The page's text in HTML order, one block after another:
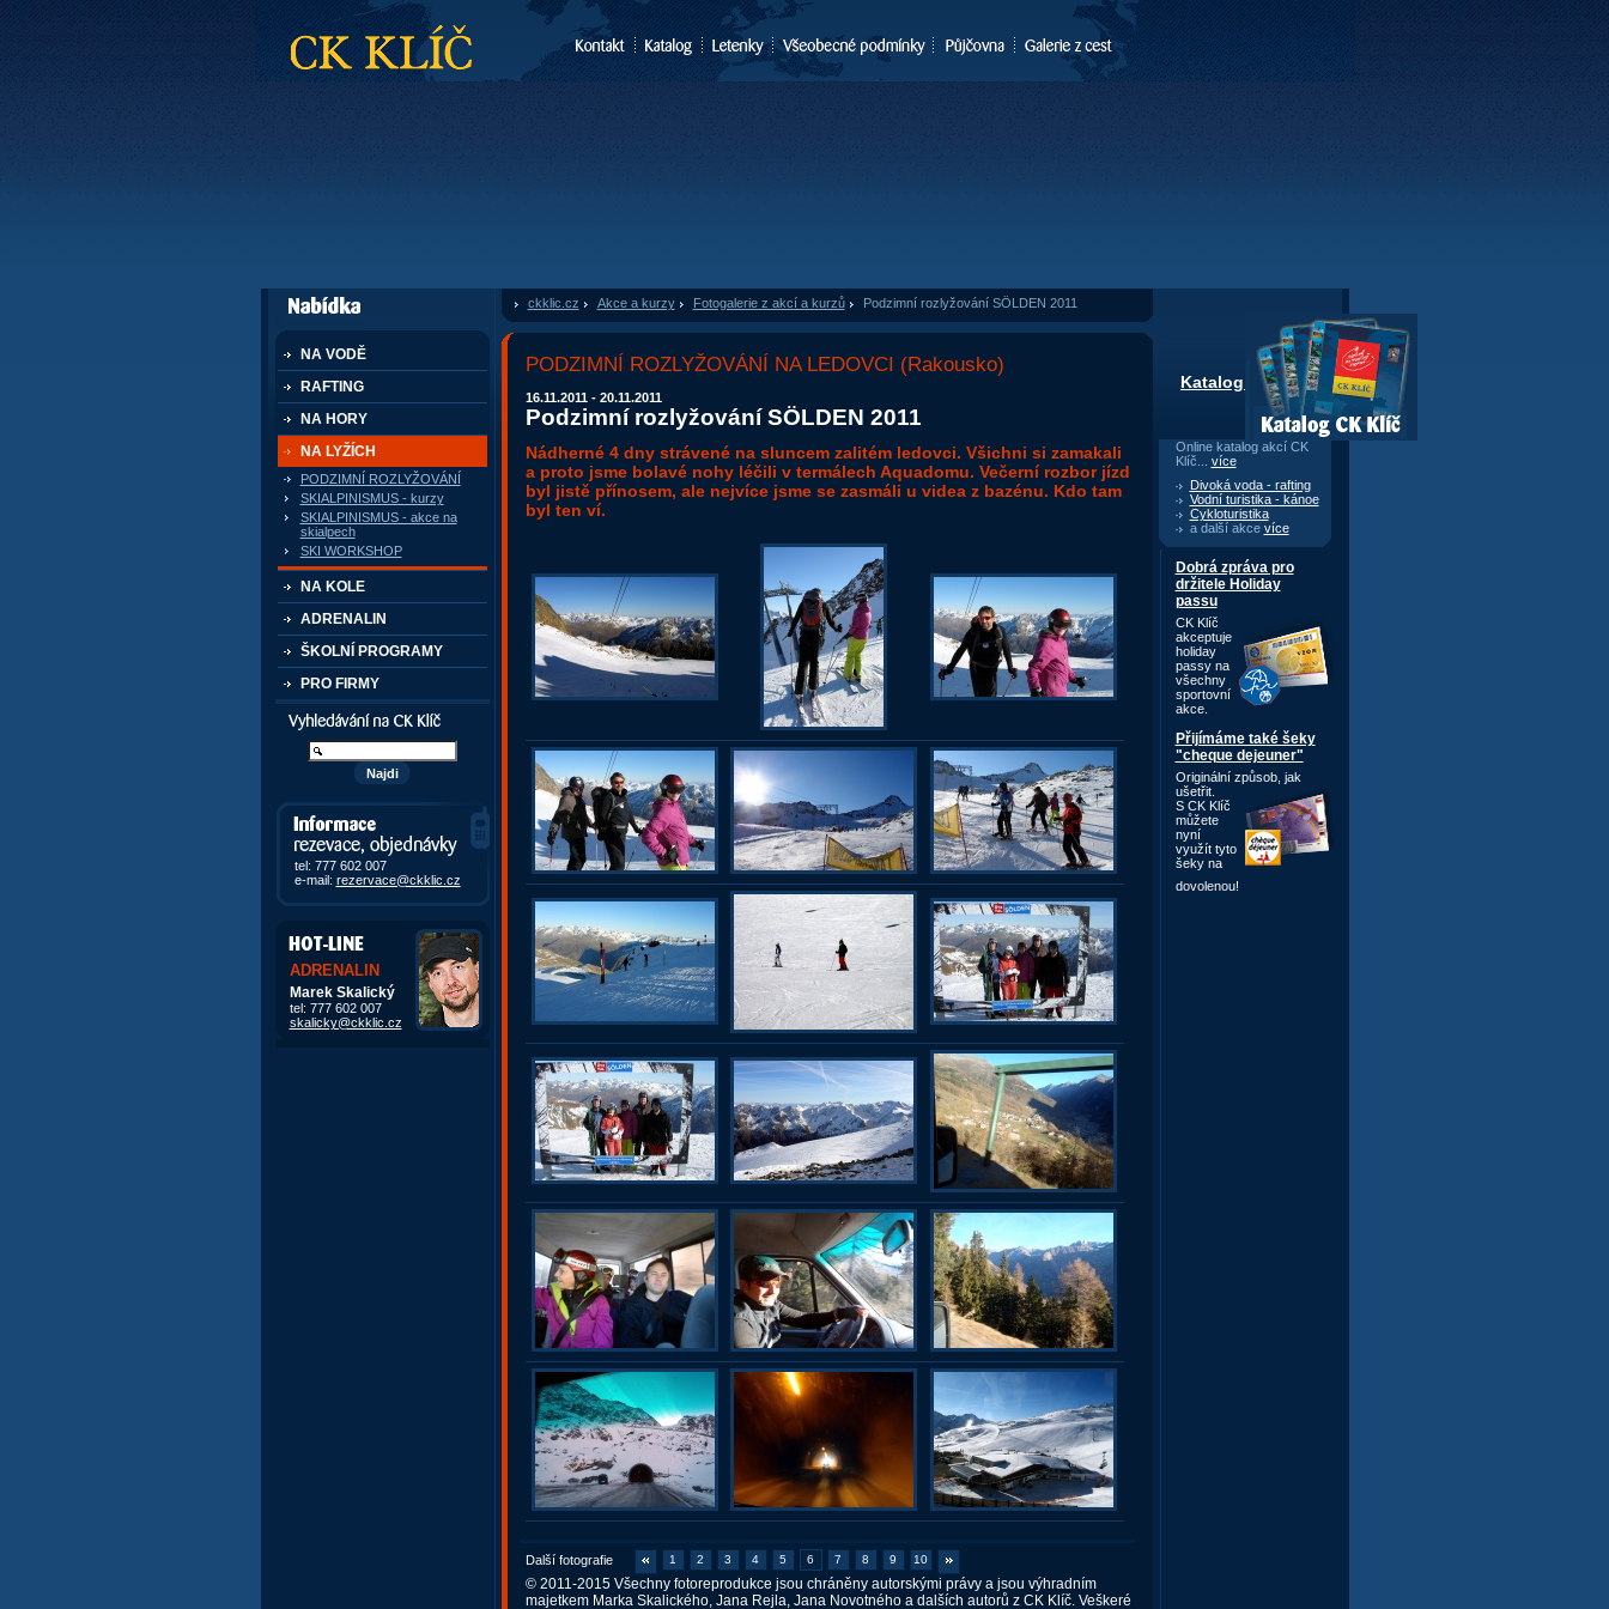
CK Klíč
dále nabízí
NA VODĚ
RAFTING
NA HORY
NA LYŽÍCH
PODZIMNÍ ROZLYŽOVÁNÍ
SKIALPINISMUS - kurzy
SKIALPINISMUS - akce na
skialpech
SKI WORKSHOP
NA KOLE
ADRENALIN
ŠKOLNÍ PROGRAMY
PRO FIRMY
Vyhledávání kurzů a akcí
Informace, rezervace,
objedávky
tel: 777 602 007
e-mail: rezervace@ckklic.cz
ADRENALIN
Marek Skalický
tel: 777 602 007
skalicky@ckklic.cz
ckklic.cz Akce a kurzy» Fotogalerie z akcí a kurzů» Podzimní rozlyžování SÖLDEN 2011
PODZIMNÍ ROZLYŽOVÁNÍ NA LEDOVCI (Rakousko)
16.11.2011 - 20.11.2011
Podzimní rozlyžování SÖLDEN 2011
Nádherné 4 dny strávené na sluncem zalitém ledovci. Všichni si zamakali
a proto jsme bolavé nohy léčili v termálech Aquadomu. Večerní rozbor jízd
byl jistě přínosem, ale nejvíce jsme se zasmáli u videa z bazénu. Kdo tam
byl ten ví.
Další fotografie 1 2 3 4 5 6 7 8 9 10
© 2011-2015 Všechny fotoreprodukce jsou chráněny autorskými právy a jsou výhradním
majetkem Marka Skalického, Jana Rejla, Jana Novotného a dalších autorů z CK Klíč. Veškeré
Katalog CK Klíč
Online katalog akcí CK
Klíč... více
Divoká voda - rafting
Vodní turistika - kánoe
Cykloturistika
a další akce více
Dobrá zpráva pro
držitele Holiday
passu
CK Klíč
akceptuje
holiday
passy na
všechny
sportovní
akce.
Přijímáme také šeky
"cheque dejeuner"
Originální způsob, jak
ušetřit.
S CK Klíč
můžete
nyní
využít tyto
šeky na
dovolenou!